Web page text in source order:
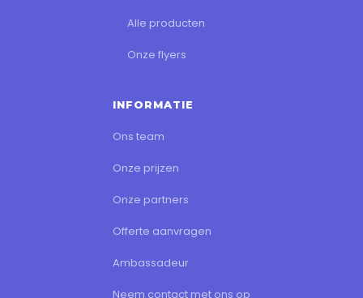
Alle producten
Onze flyers
INFORMATIE
Ons team
Onze prijzen
Onze partners
Offerte aanvragen
Ambassadeur
Neem contact met ons op